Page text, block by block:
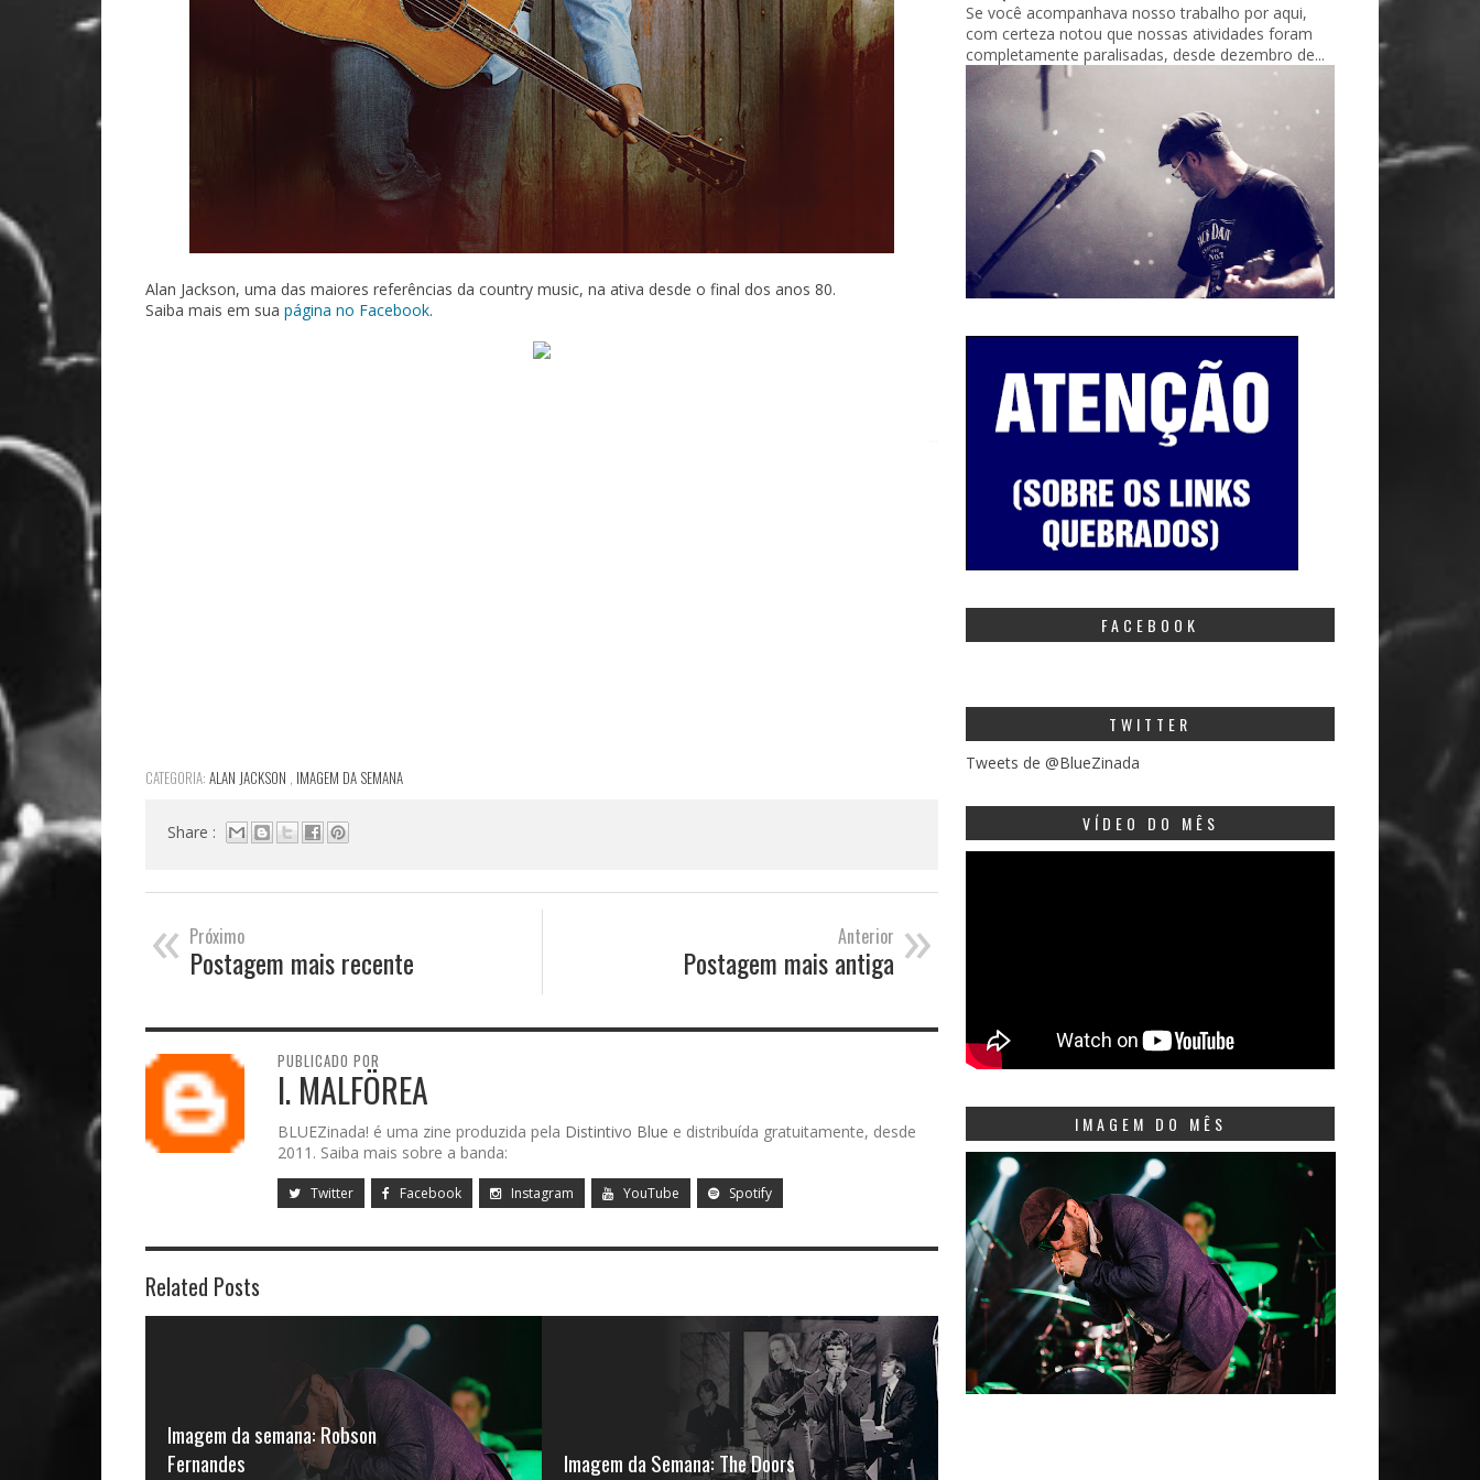
Alan Jackson, uma das maiores referências da country music, na ativa desde o final dos anos 80.
Saiba mais em sua página no Facebook.
CATEGORIA: ALAN JACKSON , IMAGEM DA SEMANA
Share :
« Próximo
Postagem mais recente »
Anterior
Postagem mais antiga
PUBLICADO POR
I. MALFÖREA
BLUEZinada! é uma zine produzida pela Distintivo Blue e distribuída gratuitamente, desde
2011. Saiba mais sobre a banda:
Twitter Facebook Instagram YouTube Spotify
Related Posts
Imagem da semana: Robson
Fernandes
Imagem da Semana: The Doors
Se você acompanhava nosso trabalho por aqui,
com certeza notou que nossas atividades foram
completamente paralisadas, desde dezembro de...
FACEBOOK
TWITTER
Tweets de @BlueZinada
VÍDEO DO MÊS
IMAGEM DO MÊS